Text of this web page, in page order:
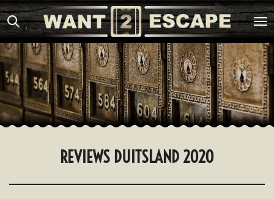
Ga
direct
naar
de
hoofdinhoud
REVIEWS DUITSLAND 2020